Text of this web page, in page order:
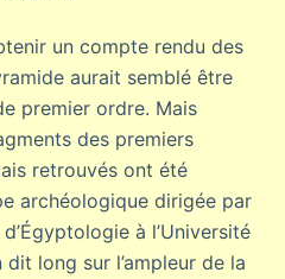
un compte rendu des
aurait semblé être
premier ordre. Mais
des premiers
retrouvés ont été
archéologique dirigée par
à l’Université
long sur l’ampleur de la